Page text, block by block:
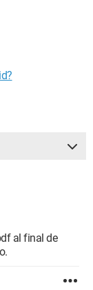
al final de